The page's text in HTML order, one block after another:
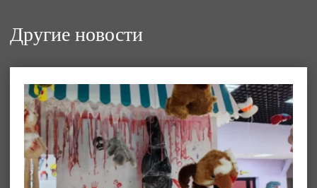
Другие новости